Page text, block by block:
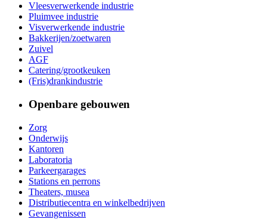
Vleesverwerkende industrie
Pluimvee industrie
Visverwerkende industrie
Bakkerijen/zoetwaren
Zuivel
AGF
Catering/grootkeuken
(Fris)drankindustrie
Openbare gebouwen
Zorg
Onderwijs
Kantoren
Laboratoria
Parkeergarages
Stations en perrons
Theaters, musea
Distributiecentra en winkelbedrijven
Gevangenissen